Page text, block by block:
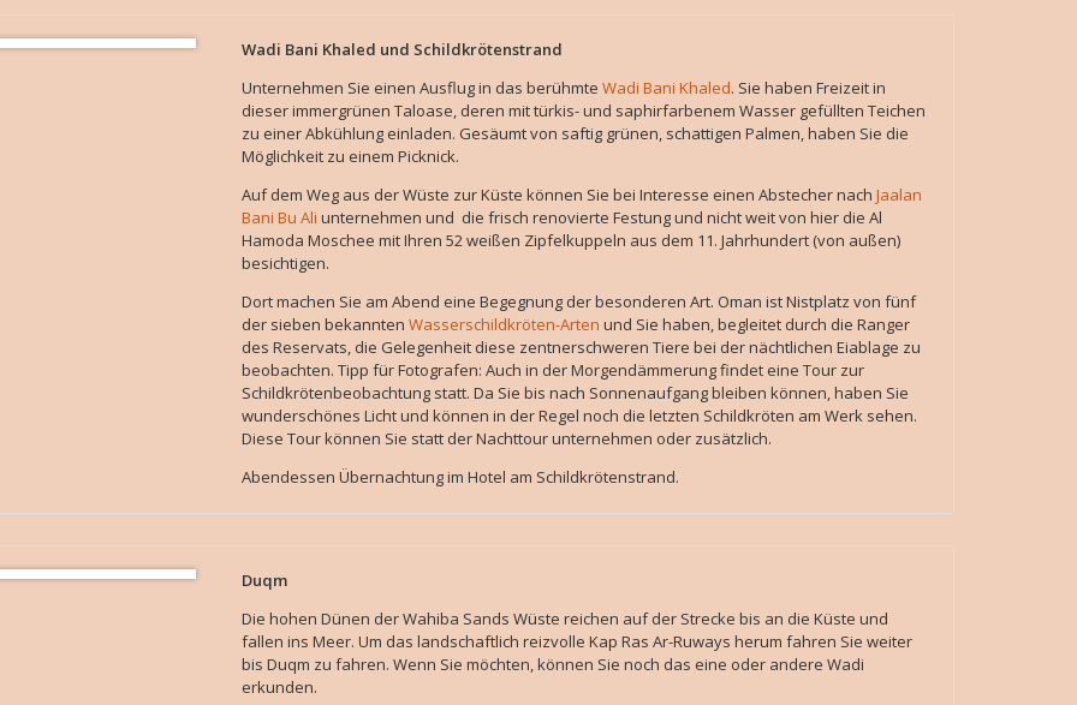
Wadi Bani Khaled und Schildkrötenstrand
Unternehmen Sie einen Ausflug in das berühmte Wadi Bani Khaled. Sie haben Freizeit in
dieser immergrünen Taloase, deren mit türkis- und saphirfarbenem Wasser gefüllten Teichen
zu einer Abkühlung einladen. Gesäumt von saftig grünen, schattigen Palmen, haben Sie die
Möglichkeit zu einem Picknick.
Auf dem Weg aus der Wüste zur Küste können Sie bei Interesse einen Abstecher nach Jaalan
Bani Bu Ali unternehmen und die frisch renovierte Festung und nicht weit von hier die Al
Hamoda Moschee mit Ihren 52 weißen Zipfelkuppeln aus dem 11. Jahrhundert (von außen)
besichtigen.
Dort machen Sie am Abend eine Begegnung der besonderen Art. Oman ist Nistplatz von fünf
der sieben bekannten Wasserschildkröten-Arten und Sie haben, begleitet durch die Ranger
des Reservats, die Gelegenheit diese zentnerschweren Tiere bei der nächtlichen Eiablage zu
beobachten. Tipp für Fotografen: Auch in der Morgendämmerung findet eine Tour zur
Schildkrötenbeobachtung statt. Da Sie bis nach Sonnenaufgang bleiben können, haben Sie
wunderschönes Licht und können in der Regel noch die letzten Schildkröten am Werk sehen.
Diese Tour können Sie statt der Nachttour unternehmen oder zusätzlich.
Abendessen Übernachtung im Hotel am Schildkrötenstrand.
Duqm
Die hohen Dünen der Wahiba Sands Wüste reichen auf der Strecke bis an die Küste und
fallen ins Meer. Um das landschaftlich reizvolle Kap Ras Ar-Ruways herum fahren Sie weiter
bis Duqm zu fahren. Wenn Sie möchten, können Sie noch das eine oder andere Wadi
erkunden.